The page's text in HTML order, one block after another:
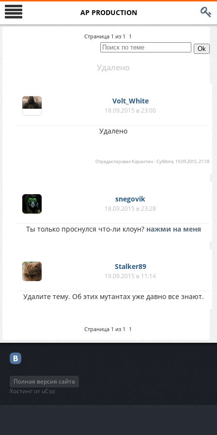
AP PRODUCTION
Страница 1 из 1 1
Удалено
Volt_White
18.09.2015 в 23:00
Удалено
Отредактировал Карантин -Суббота, 19.09.2015, 21:18
snegovik
18.09.2015 в 23:28
Ты только проснулся что-ли клоун? нажми на меня
Stalker89
19.09.2015 в 11:14
Удалите тему. Об этих мутантах уже давно все знают.
Страница 1 из 1 1
Полная версия сайта
Хостинг от uCoz